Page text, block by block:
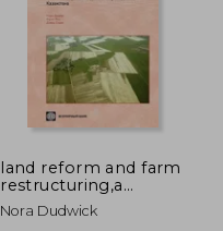
land reform and farm
restructuring,a
comparison of
experience from
Nora Dudwick